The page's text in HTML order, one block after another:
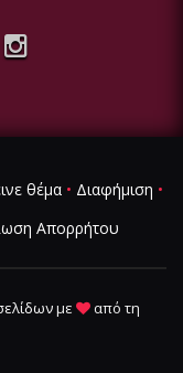
θέμα• Διαφήμιση •
Απορρήτου
με
από τη